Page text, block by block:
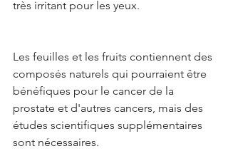
très irritant pour les yeux.
Les feuilles et les fruits contiennent des
composés naturels qui pourraient être
bénéfiques pour le cancer de la
prostate et d'autres cancers, mais des
études scientifiques supplémentaires
sont nécessaires.